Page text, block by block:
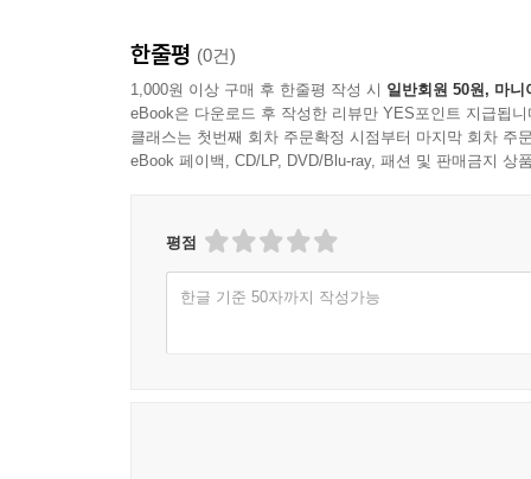
계획 짜기, 항공권 예약, 숙소 예약, 여행 정보 수
함께라면 포르투갈 여행이 꿈이 아니라 현실이 된
여행지에서는 맵북으로 간편하게!
표기했으며, 본책에 소개된 명소와 레스토랑, 상
한줄평 (0건)
1,000원 이상 구매 후 한줄평 작성 시 일반회원 50원, 마니
eBook은 다운로드 후 작성한 리뷰만 YES포인트 지급됩니
클래스는 첫번째 회차 주문확정 시점부터 마지막 회차 주
eBook 페이백, CD/LP, DVD/Blu-ray, 패션 및 판매금지 상
평점
한글 기준 50자까지 작성가능